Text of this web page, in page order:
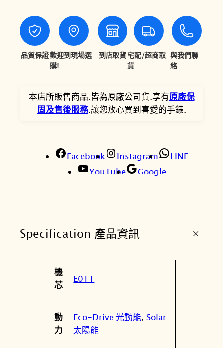
,
9
0
。
,
1
2
。
星
辰
W
I
A
公
主
台
灣
定
茉
花
動
能
錶
K
品質保證歡迎到現場選
購!
到店取貨宅配/超商取
貨
與我們聯
絡
本店所販售商品.皆為原廠公司貨.享有原廠保
固及售後服務.讓您放心買到喜愛的手錶.
Facebook Instagram
LINE
YouTube
Google
Specification 產品資訊 +
屬
性
值
機
芯
E011
動
力
Eco-Drive 光動能,Solar
太陽能